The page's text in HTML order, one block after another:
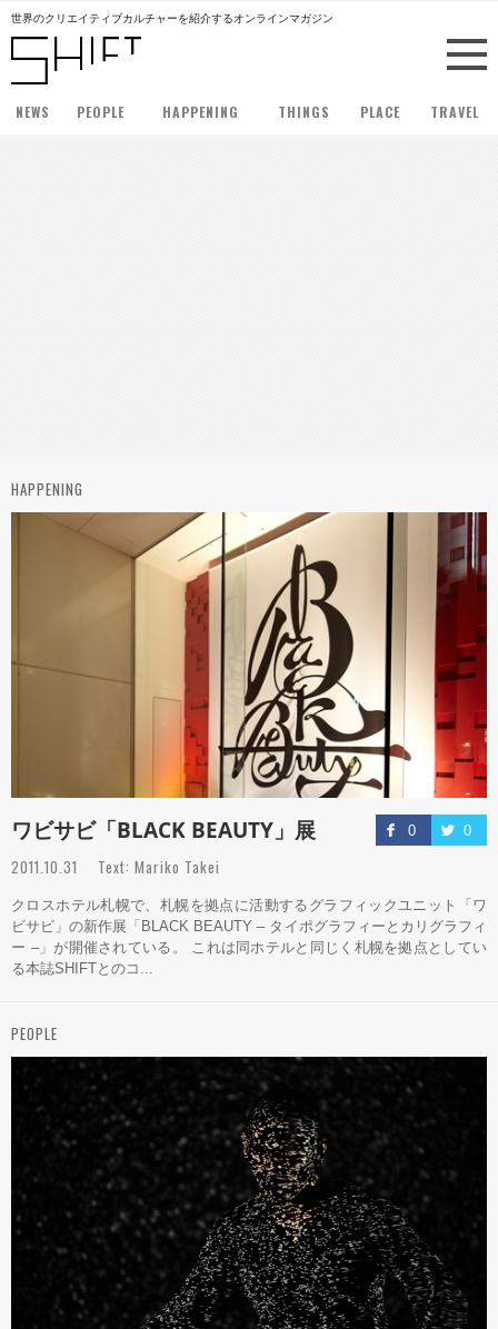
世界のクリエイティブカルチャーを紹介するオンラインマガジン
NEWS PEOPLE HAPPENING THINGS PLACE TRAVEL
HAPPENING
0 0
ワビサビ「BLACK BEAUTY」展
2011.10.31 Text: Mariko Takei
クロスホテル札幌で、札幌を拠点に活動するグラフィックユニット「ワ
ビサビ」の新作展「BLACK BEAUTY – タイポグラフィーとカリグラフィ
ー –」が開催されている。 これは同ホテルと同じく札幌を拠点としてい
る本誌SHIFTとのコ...
PEOPLE